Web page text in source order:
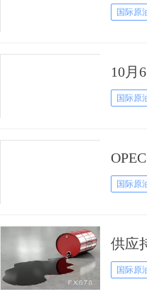
国际原
10月
多国际原
美元
国际原
供应
国际原